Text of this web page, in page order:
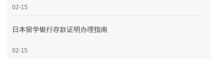
02-15
日本留学银行存款证明办理指南
02-15